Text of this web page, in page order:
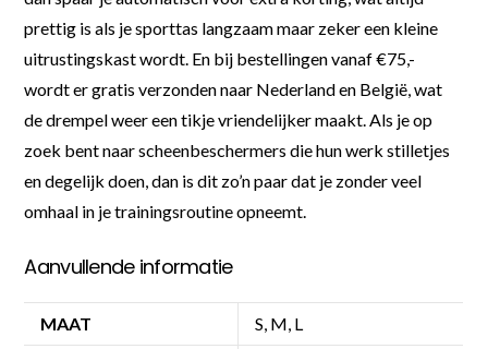
prettig is als je sporttas langzaam maar zeker een kleine
uitrustingskast wordt. En bij bestellingen vanaf €75,-
wordt er gratis verzonden naar Nederland en België, wat
de drempel weer een tikje vriendelijker maakt. Als je op
zoek bent naar scheenbeschermers die hun werk stilletjes
en degelijk doen, dan is dit zo’n paar dat je zonder veel
omhaal in je trainingsroutine opneemt.
Aanvullende informatie
MAAT S, M, L